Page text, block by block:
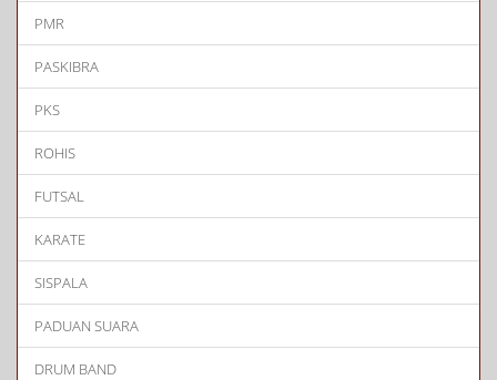
PMR
PASKIBRA
PKS
ROHIS
FUTSAL
KARATE
SISPALA
PADUAN SUARA
DRUM BAND